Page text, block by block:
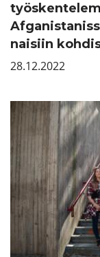
naisiin
28.12.2022